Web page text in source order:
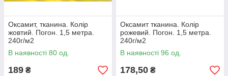
Оксамит, тканина. Колір
жовтий. Погон. 1,5 метра.
240г/м2
В наявності 80 од.
189 ₴
Оксамит тканина. Колір
рожевий. Погон. 1,5 метра.
240г/м2
В наявності 96 од.
178,50 ₴